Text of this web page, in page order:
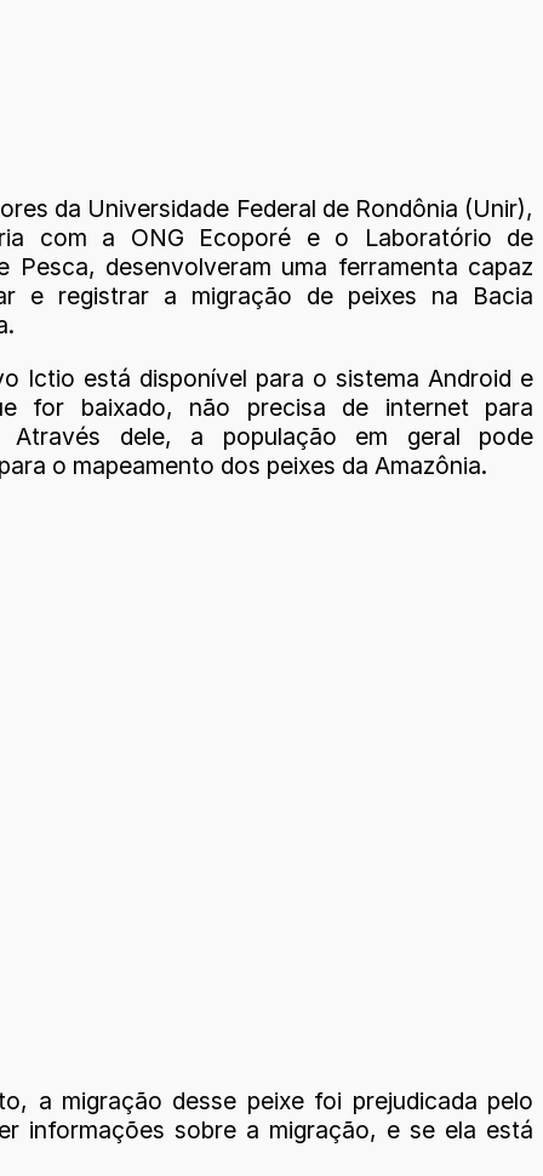
da Universidade Federal de Rondônia (Unir),
com a ONG Ecoporé e o Laboratório de
Pesca, desenvolveram uma ferramenta capaz
e registrar a migração de peixes na Bacia
Ictio está disponível para o sistema Android e
for baixado, não precisa de internet para
Através dele, a população em geral pode
o mapeamento dos peixes da Amazônia.
a migração desse peixe foi prejudicada pelo
informações sobre a migração, e se ela está